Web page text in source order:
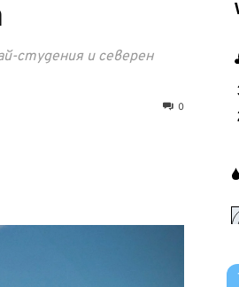
студения и северен
0